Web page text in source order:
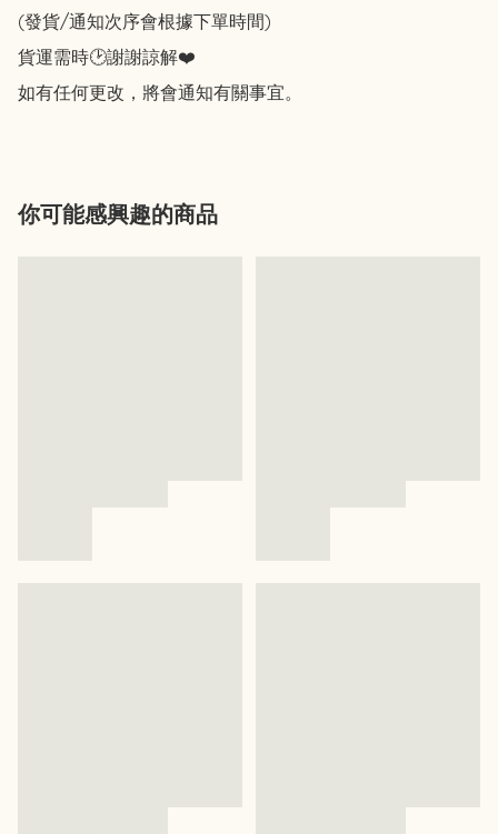
(發貨/通知次序會根據下單時間)
貨運需時🕑謝謝諒解❤️
如有任何更改，將會通知有關事宜。
你可能感興趣的商品